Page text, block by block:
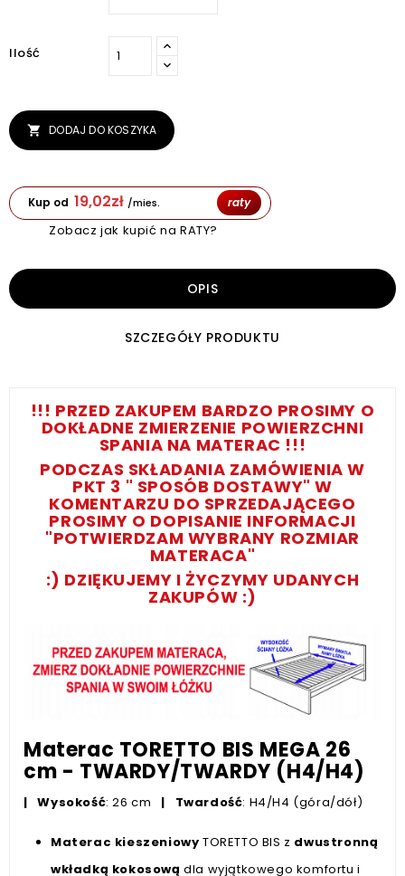
Ilość
 DODAJ DO KOSZYKA
Kup od 19,02zł /mies. raty
Zobacz jak kupić na RATY?
OPIS
SZCZEGÓŁY PRODUKTU
!!! PRZED ZAKUPEM BARDZO PROSIMY O
DOKŁADNE ZMIERZENIE POWIERZCHNI
SPANIA NA MATERAC !!!
PODCZAS SKŁADANIA ZAMÓWIENIA W
PKT 3 " SPOSÓB DOSTAWY" W
KOMENTARZU DO SPRZEDAJĄCEGO
PROSIMY O DOPISANIE INFORMACJI
"POTWIERDZAM WYBRANY ROZMIAR
MATERACA"
:) DZIĘKUJEMY I ŻYCZYMY UDANYCH
ZAKUPÓW :)
Materac TORETTO BIS MEGA 26
cm - TWARDY/TWARDY (H4/H4)
| Wysokość: 26 cm | Twardość: H4/H4 (góra/dół)
Materac kieszeniowy TORETTO BIS z dwustronną
wkładką kokosową dla wyjątkowego komfortu i